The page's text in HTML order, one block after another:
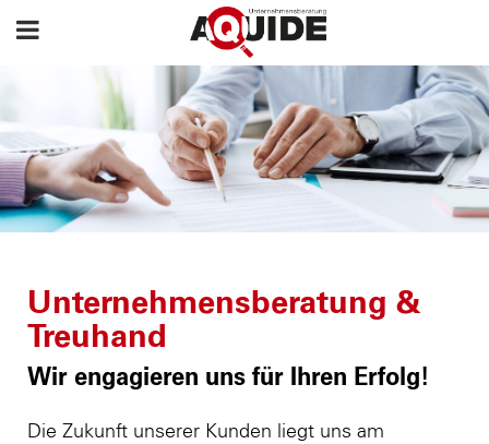
Unternehmensberatung &
Treuhand
Wir engagieren uns für Ihren Erfolg!
Die Zukunft unserer Kunden liegt uns am